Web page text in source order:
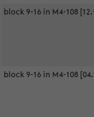
block 9-16 in M4-108
block 9-16 in M4-108